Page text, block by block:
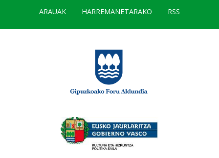
ARAUAK
HARREMANETARAKO RSS